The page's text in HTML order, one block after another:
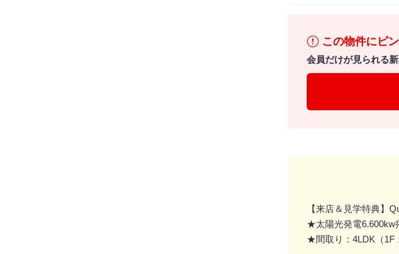
この物件にピ
会員だけが見られる
【来店＆見学特典】
★太陽光発電
★間取り：4LDK（1F